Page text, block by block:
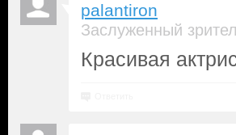
palantiron
Заслуженный
Красивая